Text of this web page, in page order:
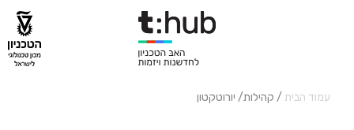
עמוד הבית / קהילות/ יורוטקטון